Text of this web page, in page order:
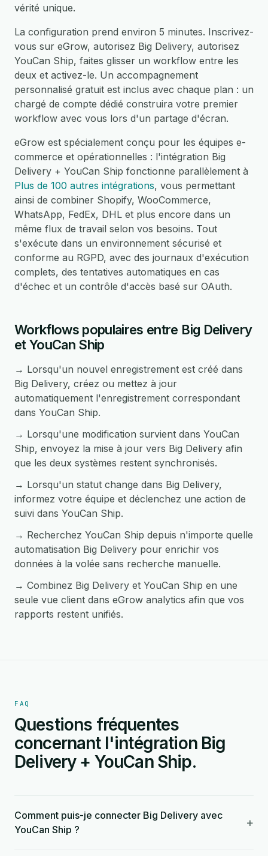
vérité unique.
La configuration prend environ 5 minutes. Inscrivez-
vous sur eGrow, autorisez Big Delivery, autorisez
YouCan Ship, faites glisser un workflow entre les
deux et activez-le. Un accompagnement
personnalisé gratuit est inclus avec chaque plan : un
chargé de compte dédié construira votre premier
workflow avec vous lors d'un partage d'écran.
eGrow est spécialement conçu pour les équipes e-
commerce et opérationnelles : l'intégration Big
Delivery + YouCan Ship fonctionne parallèlement à
Plus de 100 autres intégrations, vous permettant
ainsi de combiner Shopify, WooCommerce,
WhatsApp, FedEx, DHL et plus encore dans un
même flux de travail selon vos besoins. Tout
s'exécute dans un environnement sécurisé et
conforme au RGPD, avec des journaux d'exécution
complets, des tentatives automatiques en cas
d'échec et un contrôle d'accès basé sur OAuth.
Workflows populaires entre Big Delivery
et YouCan Ship
→ Lorsqu'un nouvel enregistrement est créé dans
Big Delivery, créez ou mettez à jour
automatiquement l'enregistrement correspondant
dans YouCan Ship.
→ Lorsqu'une modification survient dans YouCan
Ship, envoyez la mise à jour vers Big Delivery afin
que les deux systèmes restent synchronisés.
→ Lorsqu'un statut change dans Big Delivery,
informez votre équipe et déclenchez une action de
suivi dans YouCan Ship.
→ Recherchez YouCan Ship depuis n'importe quelle
automatisation Big Delivery pour enrichir vos
données à la volée sans recherche manuelle.
→ Combinez Big Delivery et YouCan Ship en une
seule vue client dans eGrow analytics afin que vos
rapports restent unifiés.
FAQ
Questions fréquentes
concernant l'intégration Big
Delivery + YouCan Ship.
Comment puis-je connecter Big Delivery avec
YouCan Ship ?
+